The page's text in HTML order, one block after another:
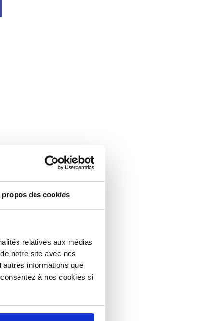
propos des cookies
relatives aux médias
notre site avec nos
informations que
à nos cookies si